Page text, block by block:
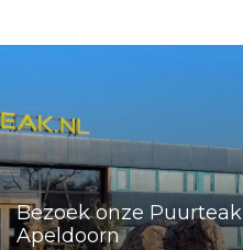
Bezoek onze Puurteak
Apeldoorn